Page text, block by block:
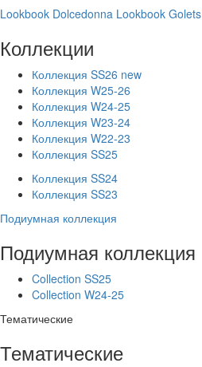
Lookbook Dolcedonna Lookbook Golets
Коллекции
Коллекция SS26 new
Коллекция W25-26
Коллекция W24-25
Коллекция W23-24
Коллекция W22-23
Коллекция SS25
Коллекция SS24
Коллекция SS23
Подиумная коллекция
Подиумная коллекция
Collection SS25
Collection W24-25
Тематические
Тематические